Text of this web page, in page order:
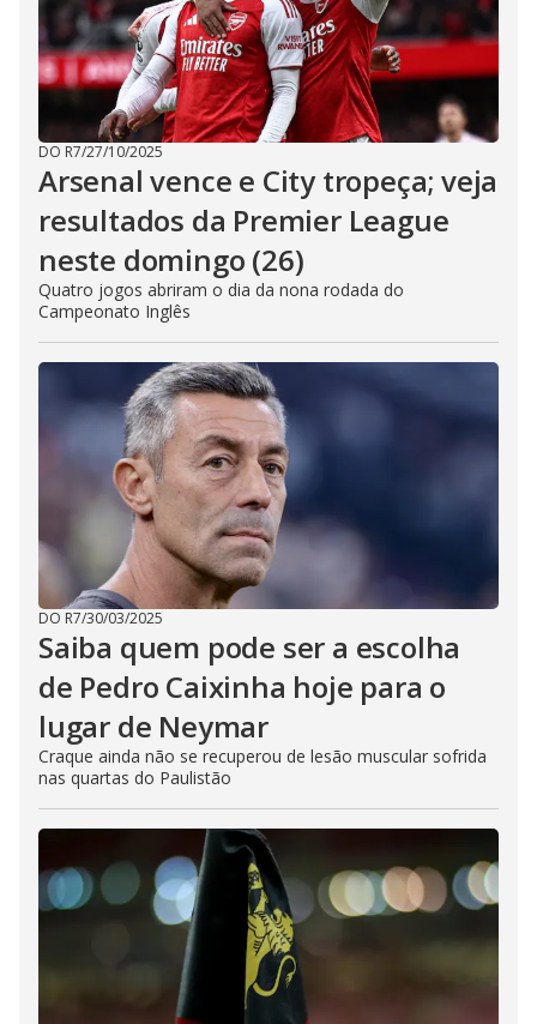
DO R7/27/10/2025
Arsenal vence e City tropeça; veja
resultados da Premier League
neste domingo (26)
Quatro jogos abriram o dia da nona rodada do
Campeonato Inglês
DO R7/30/03/2025
Saiba quem pode ser a escolha
de Pedro Caixinha hoje para o
lugar de Neymar
Craque ainda não se recuperou de lesão muscular sofrida
nas quartas do Paulistão